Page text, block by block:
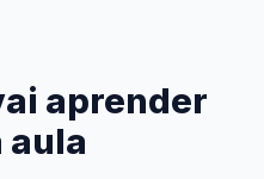
aprender
aula